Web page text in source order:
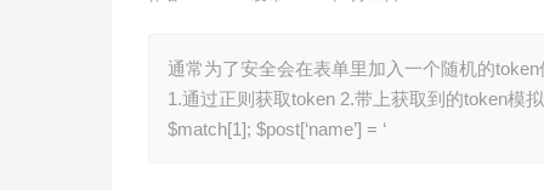
通常为了安全会在表单里加入一个随机的
1.通过正则获取token 2.带上获取到的token模
$match[1]; $post[‘name’] = ‘